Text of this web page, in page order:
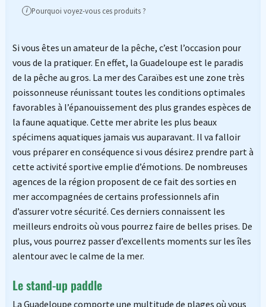
i Pourquoi voyez-vous ces produits ?
Si vous êtes un amateur de la pêche, c’est l’occasion pour
vous de la pratiquer. En effet, la Guadeloupe est le paradis
de la pêche au gros. La mer des Caraïbes est une zone très
poissonneuse réunissant toutes les conditions optimales
favorables à l’épanouissement des plus grandes espèces de
la faune aquatique. Cette mer abrite les plus beaux
spécimens aquatiques jamais vus auparavant. Il va falloir
vous préparer en conséquence si vous désirez prendre part à
cette activité sportive emplie d’émotions. De nombreuses
agences de la région proposent de ce fait des sorties en
mer accompagnées de certains professionnels afin
d’assurer votre sécurité. Ces derniers connaissent les
meilleurs endroits où vous pourrez faire de belles prises. De
plus, vous pourrez passer d’excellents moments sur les îles
alentour avec le calme de la mer.
Le stand-up paddle
La Guadeloupe comporte une multitude de plages où vous